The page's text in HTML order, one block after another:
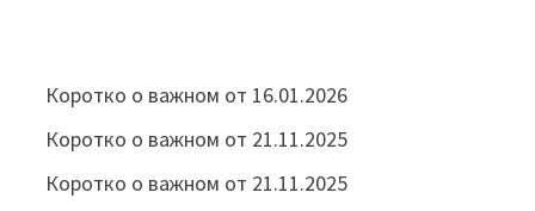
Коротко о важном от 16.01.2026
Коротко о важном от 21.11.2025
Коротко о важном от 21.11.2025